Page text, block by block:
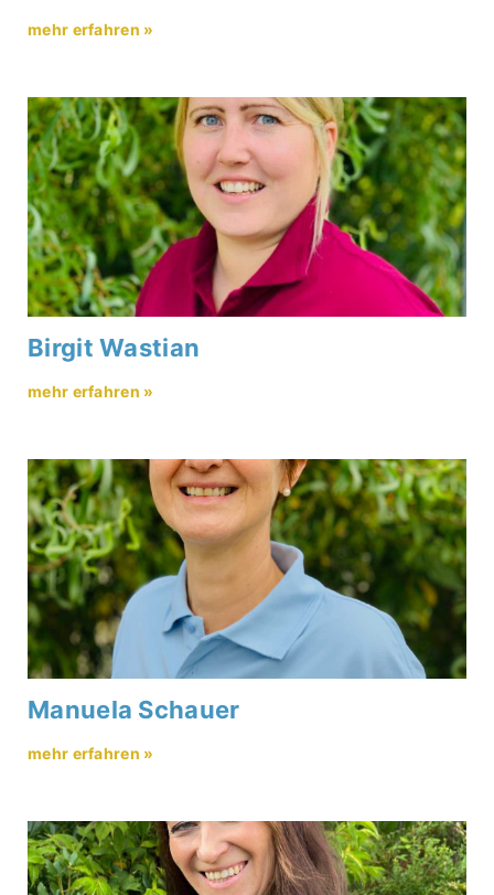
mehr erfahren »
Birgit Wastian
mehr erfahren »
Manuela Schauer
mehr erfahren »